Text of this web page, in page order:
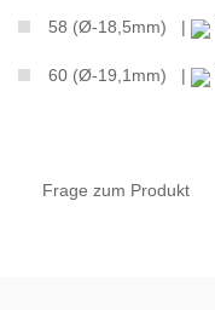
58 (Ø-18,5mm) |
60 (Ø-19,1mm) |
Frage zum Produkt